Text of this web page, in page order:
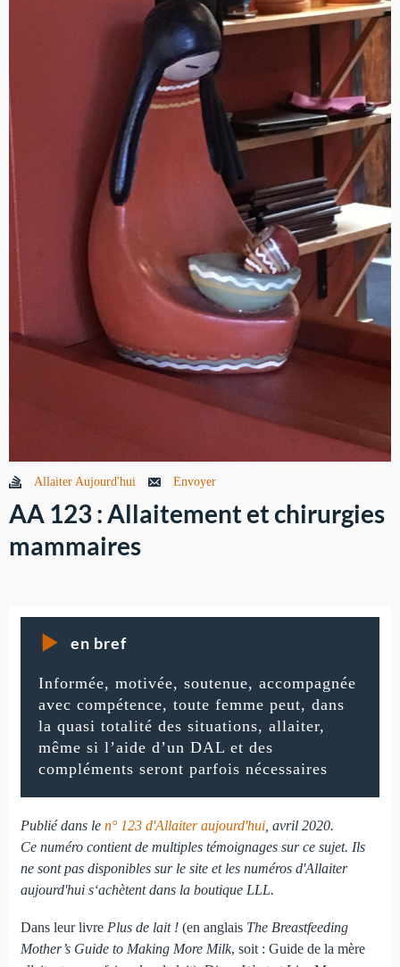
Allaiter Aujourd'hui Envoyer
AA 123 : Allaitement et chirurgies
mammaires
en bref
Informée, motivée, soutenue, accompagnée
avec compétence, toute femme peut, dans
la quasi totalité des situations, allaiter,
même si l’aide d’un DAL et des
compléments seront parfois nécessaires
Publié dans le n° 123 d'Allaiter aujourd'hui, avril 2020.
Ce numéro contient de multiples témoignages sur ce sujet. Ils
ne sont pas disponibles sur le site et les numéros d'Allaiter
aujourd'hui s‘achètent dans la boutique LLL.
Dans leur livre Plus de lait !(en anglais The Breastfeeding
Mother’s Guide to Making More Milk, soit : Guide de la mère